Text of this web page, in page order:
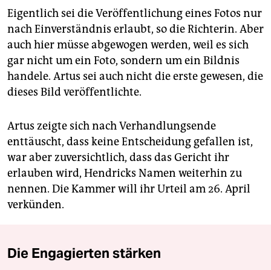
Eigentlich sei die Veröffentlichung eines Fotos nur
nach Einverständnis erlaubt, so die Richterin. Aber
auch hier müsse abgewogen werden, weil es sich
gar nicht um ein Foto, sondern um ein Bildnis
handele. Artus sei auch nicht die erste gewesen, die
dieses Bild veröffentlichte.
Artus zeigte sich nach Verhandlungsende
enttäuscht, dass keine Entscheidung gefallen ist,
war aber zuversichtlich, dass das Gericht ihr
erlauben wird, Hendricks Namen weiterhin zu
nennen. Die Kammer will ihr Urteil am 26. April
verkünden.
Die Engagierten stärken